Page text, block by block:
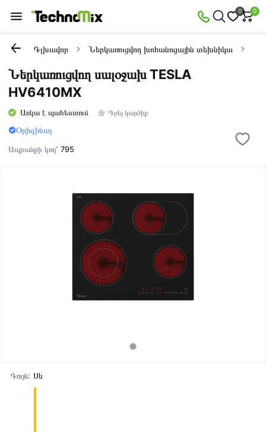
0 0
Գլխավոր Ներկառուցվող խոհանոցային տեխնիկա
Ներկառուցվող սալօջախ TESLA
HV6410MX
Առկա է պահեստում Գրել կարծիք
Օրիգինալ
Ապրանքի կոդ՝795
Գույն: Սև